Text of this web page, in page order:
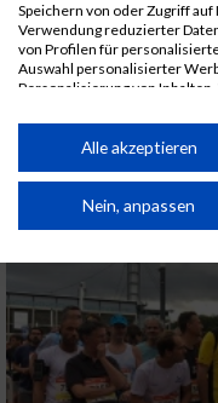
Speichern von oder Zugriff
Verwendung reduzierter
von Profilen für
Auswahl personalisierter
Personalisierung von
Performance von Inhalten.
Kombinationen von Daten
von Inhalten.
Daten können außerhalb der
Partnerliste anzeigen
Wir nutzen Ihre Daten für
IAB-Verarbeitungszwecke:
Alle akzeptieren
Nein, anpassen